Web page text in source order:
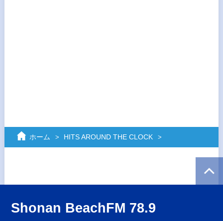
ホーム HITS AROUND THE CLOCK
Shonan BeachFM 78.9